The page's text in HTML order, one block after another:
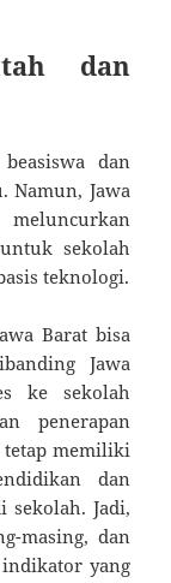
dan
dan
Namun, Jawa
sekolah
teknologi.
Barat bisa
Jawa
ke sekolah
penerapan
tetap memiliki
dan
Jadi,
masing, dan
indikator yang